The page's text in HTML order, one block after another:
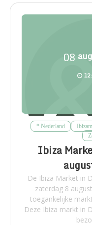
08
* Nederland
Ibiza
De Ibiza Market in
zaterdag 8
toegankelijke
Deze Ibiza markt in